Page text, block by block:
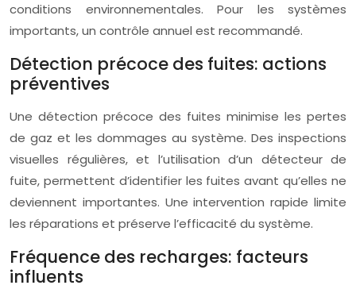
conditions environnementales. Pour les systèmes
importants, un contrôle annuel est recommandé.
Détection précoce des fuites: actions
préventives
Une détection précoce des fuites minimise les pertes
de gaz et les dommages au système. Des inspections
visuelles régulières, et l’utilisation d’un détecteur de
fuite, permettent d’identifier les fuites avant qu’elles ne
deviennent importantes. Une intervention rapide limite
les réparations et préserve l’efficacité du système.
Fréquence des recharges: facteurs
influents